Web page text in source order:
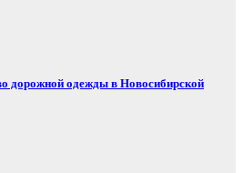
дорожной одежды в Новосибирской